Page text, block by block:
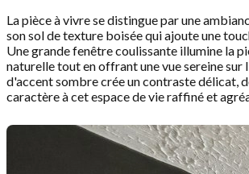
La pièce à vivre se distingue par une
son sol de texture boisée qui ajoute une
Une grande fenêtre coulissante illumine la
naturelle tout en offrant une vue sereine sur
d'accent sombre crée un contraste délicat,
caractère à cet espace de vie raffiné et